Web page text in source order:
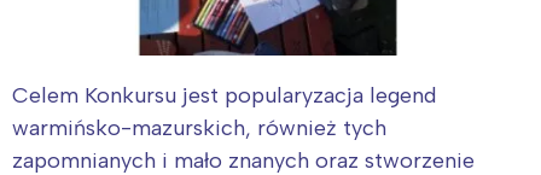
Celem Konkursu jest popularyzacja legend
warmińsko-mazurskich, również tych
zapomnianych i mało znanych oraz stworzenie